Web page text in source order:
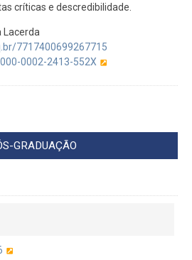
críticas e descredibilidade.
Lacerda
7717400699267715
0002-2413-552X
GRADUAÇÃO